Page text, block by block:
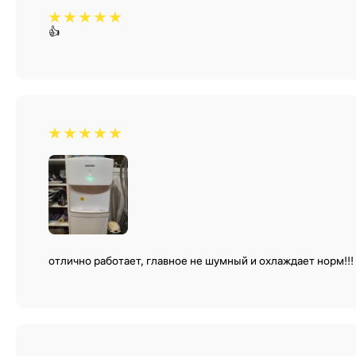
👍
отлично работает, главное не шумный и охлаждает норм!!!